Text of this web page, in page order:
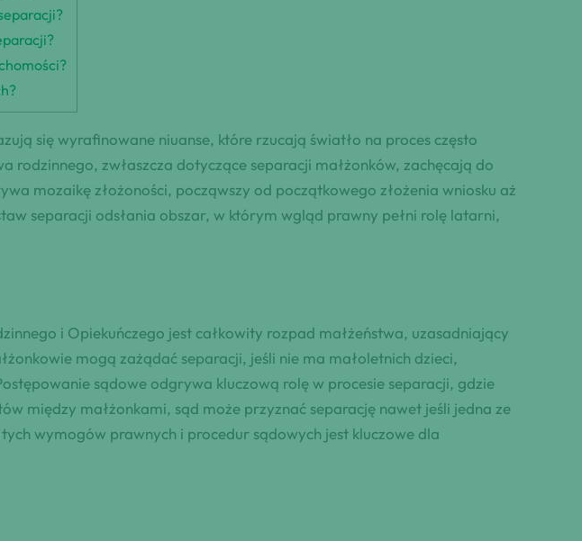
się wyrafinowane niuanse, które rzucają światło na proces często
zwłaszcza dotyczące separacji małżonków, zachęcają do
mozaikę złożoności, począwszy od początkowego złożenia wniosku aż
separacji odsłania obszar, w którym wgląd prawny pełni rolę latarni,
i Opiekuńczego jest całkowity rozpad małżeństwa, uzasadniający
mogą zażądać separacji, jeśli nie ma małoletnich dzieci,
sądowe odgrywa kluczową rolę w procesie separacji, gdzie
między małżonkami, sąd może przyznać separację nawet jeśli jedna ze
wymogów prawnych i procedur sądowych jest kluczowe dla